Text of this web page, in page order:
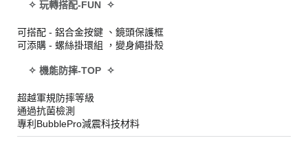
✧ 玩轉搭配-FUN ✧
可搭配 - 鋁合金按鍵 、鏡頭保護框
可添購 - 螺絲掛環組 ，變身繩掛殼
✧ 機能防摔-TOP ✧
超越軍規防摔等級
通過抗菌檢測
專利BubblePro減震科技材料